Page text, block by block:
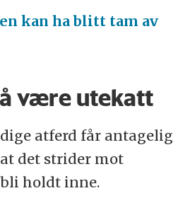
kan ha blitt tam av
være utekatt
atferd får antagelig
det strider mot
holdt inne.